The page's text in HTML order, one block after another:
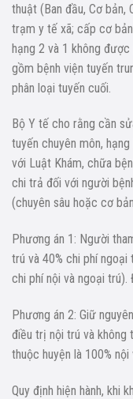
thuật (Ban đầu, Cơ bản,
trạm y tế xã; cấp cơ
hạng 2 và 1 không
gồm bệnh viện tuyến
phân loại tuyến cuối.
Bộ Y tế cho rằng cần
tuyến chuyên môn,
với Luật Khám, chữa
chi trả đối với người
(chuyên sâu hoặc cơ
Phương án 1: Người
trú và 40% chi phí
chi phí nội và ngoại trú).
Phương án 2: Giữ
điều trị nội trú và không
thuộc huyện là 100%
Quy định hiện hành, khi